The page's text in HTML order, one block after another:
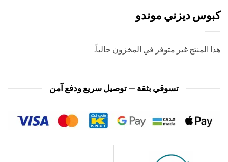
ديزني موندو
المنتج غير متوفر في المخزون حالياً.
تسوقي بثقة — توصيل سريع ودفع آمن